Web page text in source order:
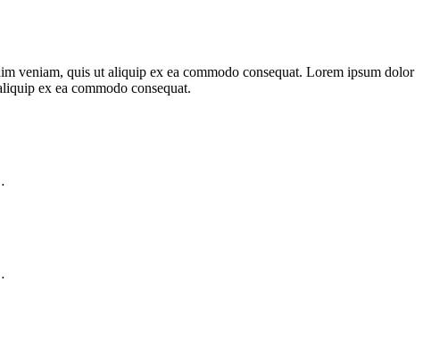
veniam, quis ut aliquip ex ea commodo consequat. Lorem ipsum dolor
ex ea commodo consequat.